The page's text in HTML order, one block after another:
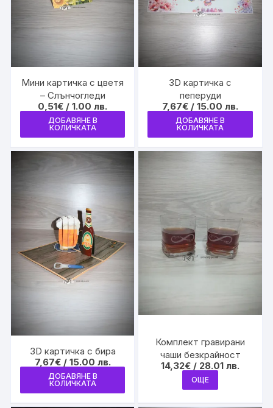
Мини картичка с цветя
– Слънчогледи
0,51€ / 1.00 лв.
ДОБАВЯНЕ В
КОЛИЧКАТА
3D картичка с
пеперуди
7,67€ / 15.00 лв.
ДОБАВЯНЕ В
КОЛИЧКАТА
3D картичка с бира
7,67€ / 15.00 лв.
ДОБАВЯНЕ В
КОЛИЧКАТА
Комплект гравирани
чаши безкрайност
14,32€ / 28.01 лв.
ОЩЕ